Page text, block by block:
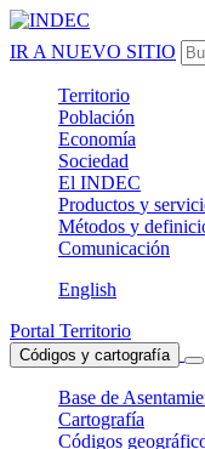
IR A NUEVO SITIO
Territorio
Población
Economía
Sociedad
El INDEC
Productos y
Métodos y
Comunicación
English
Portal Territorio
Códigos y cartografía
Base de
Cartografía
Códigos